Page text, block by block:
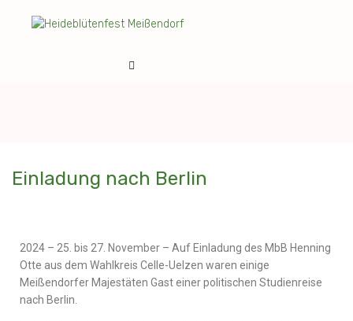
Einladung nach Berlin
2024 – 25. bis 27. November – Auf Einladung des MbB Henning
Otte aus dem Wahlkreis Celle-Uelzen waren einige
Meißendorfer Majestäten Gast einer politischen Studienreise
nach Berlin.